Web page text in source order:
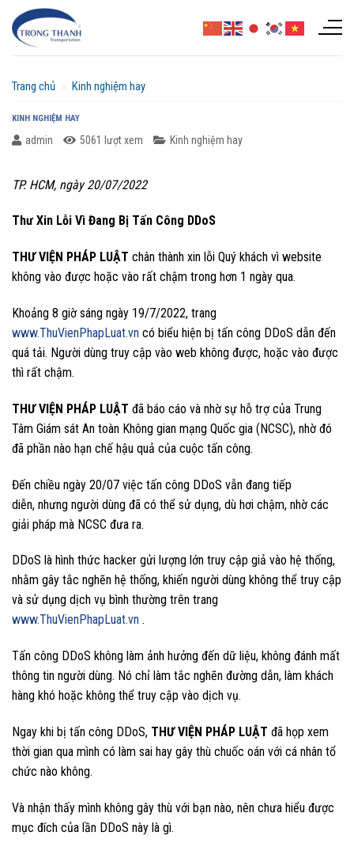
Chuyển
đến
Trang chủ » Kinh nghiệm hay
KINH NGHIỆM HAY
admin 5061 lượt xem Kinh nghiệm hay
TP. HCM, ngày 20/07/2022
Thư Xin Lỗi Vì Đang Bị Tấn Công DDoS
THƯ VIỆN PHÁP LUẬT chân thành xin lỗi Quý khách vì website
không vào được hoặc vào rất chậm trong hơn 1 ngày qua.
Khoảng 8 giờ sáng ngày 19/7/2022, trang
www.ThuVienPhapLuat.vn có biểu hiện bị tấn công DDoS dẫn đến
quá tải. Người dùng truy cập vào web không được, hoặc vào được
thì rất chậm.
THƯ VIỆN PHÁP LUẬT đã báo cáo và nhờ sự hỗ trợ của Trung
Tâm Giám sát An toàn Không gian mạng Quốc gia (NCSC), nhờ đó
đã phần nào hạn chế hậu quả của cuộc tấn công.
Đến chiều ngày 20/07 việc tấn công DDoS vẫn đang tiếp
diễn, nhưng người dùng đã có thể sử dụng, dù hơi chậm, nhờ các
giải pháp mà NCSC đưa ra.
DDoS là hình thức hacker gửi lượng lớn truy cập giả vào hệ thống,
nhằm gây tắc nghẽn hệ thống, khiến người dùng không thể truy cập
và sử dụng dịch vụ bình thường trên trang
www.ThuVienPhapLuat.vn .
Tấn công DDoS không làm ảnh hưởng đến dữ liệu, không đánh mất
thông tin người dùng. Nó chỉ làm tắc nghẽn đường dẫn, làm khách
hàng khó hoặc không thể truy cập vào dịch vụ.
Ngay khi bị tấn công DDoS, THƯ VIỆN PHÁP LUẬT đã họp xem
thời gian qua mình có làm sai hay gây thù chuốc oán với cá nhân tổ
chức nào không.
Và nhận thấy mình không gây thù với bạn nào, nên chưa hiểu được
mục đích của lần DDoS này là gì.